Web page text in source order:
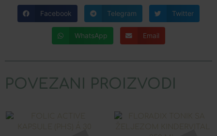
Facebook Telegram Twitter
WhatsApp Email
POVEZANI PROIZVODI